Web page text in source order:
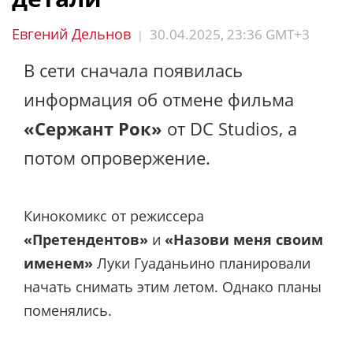
Евгений Дельнов | 30.04.2025, 23:36 GMT+3
В сети сначала появилась
информация об отмене фильма
«Сержант Рок» от DC Studios, а
потом опровержение.
Кинокомикс от режиссера
«Претендентов» и «Назови меня своим
именем» Луки Гуаданьино планировали
начать снимать этим летом. Однако планы
поменялись.